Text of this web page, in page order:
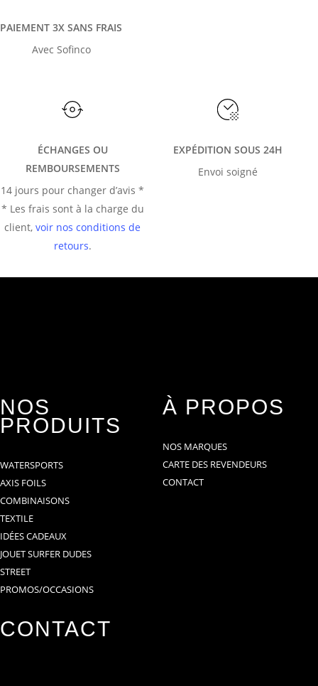
PAIEMENT 3X SANS FRAIS
Avec Sofinco
ÉCHANGES OU
REMBOURSEMENTS
14 jours pour changer d’avis *
* Les frais sont à la charge du
client,voir nos conditions de
retours.
EXPÉDITION SOUS 24H
Envoi soigné
NOS
PRODUITS
WATERSPORTS
AXIS FOILS
COMBINAISONS
TEXTILE
IDÉES CADEAUX
JOUET SURFER DUDES
STREET
PROMOS/OCCASIONS
À PROPOS
NOS MARQUES
CARTE DES REVENDEURS
CONTACT
CONTACT